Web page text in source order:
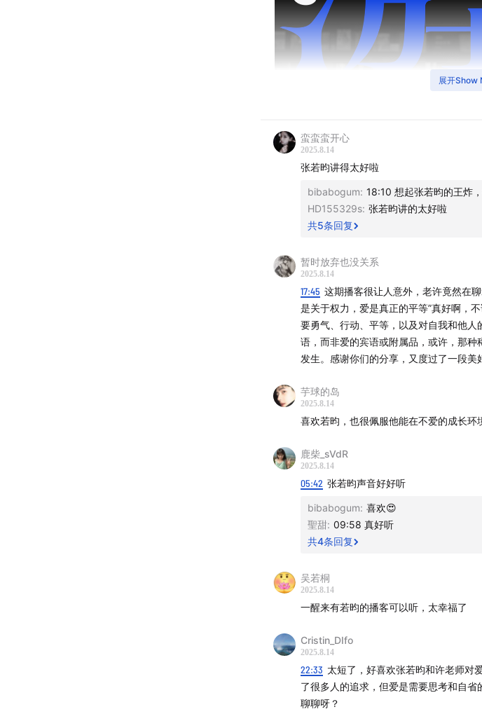
路过西班牙广场，想起赫本，又想起那部
突然兴起另一种感受，Luxury可以是某
影、一首音乐、一处风景，或爱德华·吉
本期「游荡集」来了一位很可爱的嘉宾，和
Vintage boy，他看《海盗电台》，听
色真美”，我们有很多相似的内心感受。
某种意义上，我们生活在一个爱既泛滥
更不是单方面的索取和付出，它是一种
间的创造，也是一种自我发现的旅程。
本期节目是 蒂芙尼
在小宇宙发起的一场
【我，是爱的主语】
｜时间线｜
展开Show
蛮蛮蛮开心
2025.8.14
张若昀讲得太好啦
bibabogum: 18:10 想起张若昀的王炸
HD155329s: 张若昀讲的太好啦
共5条回复
暂时放弃也没关系
2025.8.14
17:45 这期播客很让人意外，老许竟然在
是关于权力，爱是真正的平等”真好啊
要勇气、行动、平等，以及对自我和他
语，而非爱的宾语或附属品，或许，那
发生。感谢你们的分享，又度过了一段美
芋球的岛
2025.8.14
喜欢若昀，也很佩服他能在不爱的成长环
鹿柴_sVdR
2025.8.14
05:42 张若昀声音好好听
bibabogum: 喜欢😍
聖甜: 09:58 真好听
共4条回复
吴若桐
2025.8.14
一醒来有若昀的播客可以听，太幸福了
Cristin_DIfo
2025.8.14
22:33 太短了，好喜欢张若昀和许老师对
了很多人的追求，但爱是需要思考和自
聊聊呀？